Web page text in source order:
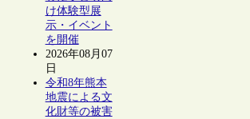
け体験型展
示・イベント
を開催
2026年08月07
日
令和8年熊本
地震による文
化財等の被害